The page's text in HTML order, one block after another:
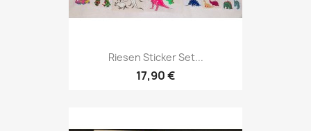
Riesen Sticker Set...
17,90 €